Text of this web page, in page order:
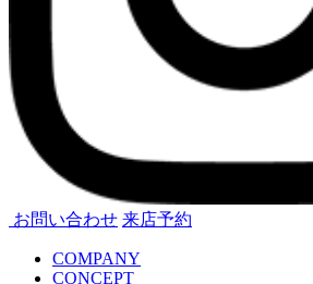
お問い合わせ 来店予約
COMPANY
CONCEPT